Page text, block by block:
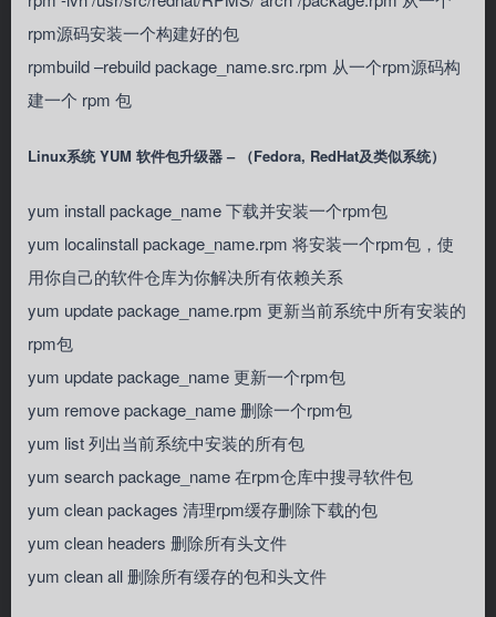
rpm源码安装一个构建好的包
rpmbuild –rebuild package_name.src.rpm 从一个rpm源码构
建一个 rpm 包
Linux系统 YUM 软件包升级器 – （Fedora, RedHat及类似系统）
yum install package_name 下载并安装一个rpm包
yum localinstall package_name.rpm 将安装一个rpm包，使
用你自己的软件仓库为你解决所有依赖关系
yum update package_name.rpm 更新当前系统中所有安装的
rpm包
yum update package_name 更新一个rpm包
yum remove package_name 删除一个rpm包
yum list 列出当前系统中安装的所有包
yum search package_name 在rpm仓库中搜寻软件包
yum clean packages 清理rpm缓存删除下载的包
yum clean headers 删除所有头文件
yum clean all 删除所有缓存的包和头文件